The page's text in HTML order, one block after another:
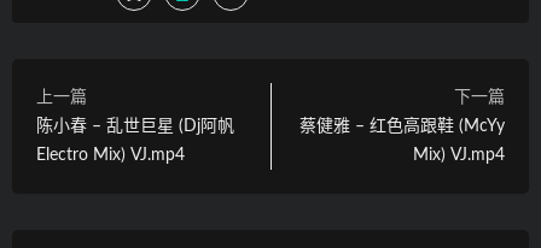
上一篇
陈小春 – 乱世巨星 (Dj阿帆
Electro Mix) VJ.mp4
下一篇
蔡健雅 – 红色高跟鞋 (McYy
Mix) VJ.mp4